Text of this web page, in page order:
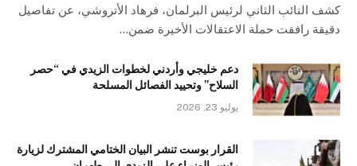
كشف النائب الثاني لرئيس البرلمان، فرهاد الأتروشي، عن تفاصيل
دقيقة رافقت حملة الاعتقالات الأخيرة ضمن…
دعم خليجي وأردني لخطوات الزيدي في “حصر
السلاح” وتحييد الفصائل المسلحة
يوليو 23, 2026
القرار بوست تنشر البيان الختامي المشترك لزيارة